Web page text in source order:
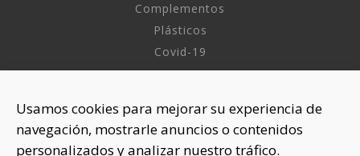
Usamos cookies para mejorar su experiencia de
navegación, mostrarle anuncios o contenidos
personalizados y analizar nuestro tráfico.
Complementos
Plásticos
Covid-19
Sobre nosotros